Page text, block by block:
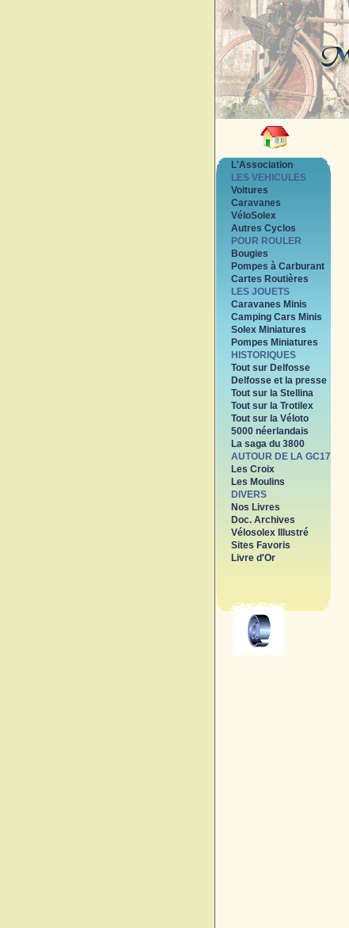
L'Association
LES VEHICULES
Voitures
Caravanes
VéloSolex
Autres Cyclos
POUR ROULER
Bougies
Pompes à Carburant
Cartes Routières
LES JOUETS
Caravanes Minis
Camping Cars Minis
Solex Miniatures
Pompes Miniatures
HISTORIQUES
Tout sur Delfosse
Delfosse et la presse
Tout sur la Stellina
Tout sur la Trotilex
Tout sur la Véloto
5000 néerlandais
La saga du 3800
AUTOUR DE LA GC17
Les Croix
Les Moulins
DIVERS
Nos Livres
Doc. Archives
Vélosolex Illustré
Sites Favoris
Livre d'Or